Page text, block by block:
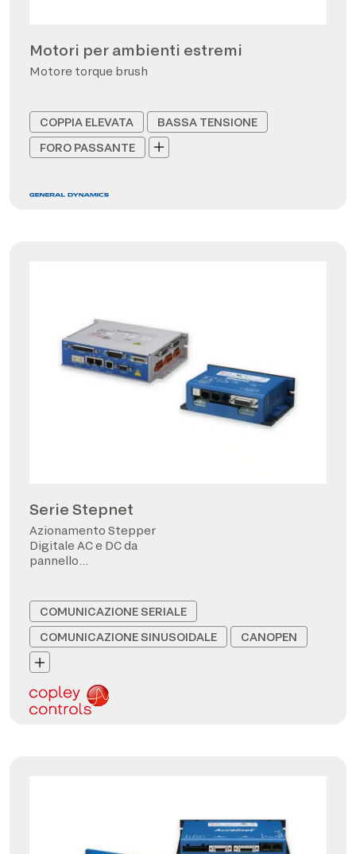
Motori per ambienti estremi
Motore torque brush
COPPIA ELEVATA
BASSA TENSIONE
FORO PASSANTE
Serie Stepnet
Azionamento Stepper
Digitale AC e DC da
pannello
COMUNICAZIONE SERIALE
COMUNICAZIONE SINUSOIDALE
CANOPEN